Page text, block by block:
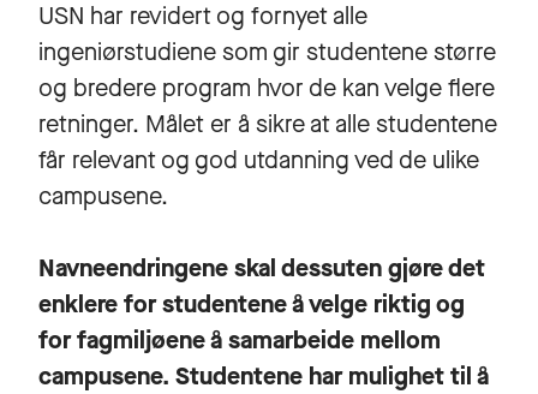
USN har revidert og fornyet alle
ingeniørstudiene som gir studentene større
og bredere program hvor de kan velge flere
retninger. Målet er å sikre at alle studentene
får relevant og god utdanning ved de ulike
campusene.
Navneendringene skal dessuten gjøre det
enklere for studentene å velge riktig og
for fagmiljøene å samarbeide mellom
campusene. Studentene har mulighet til å